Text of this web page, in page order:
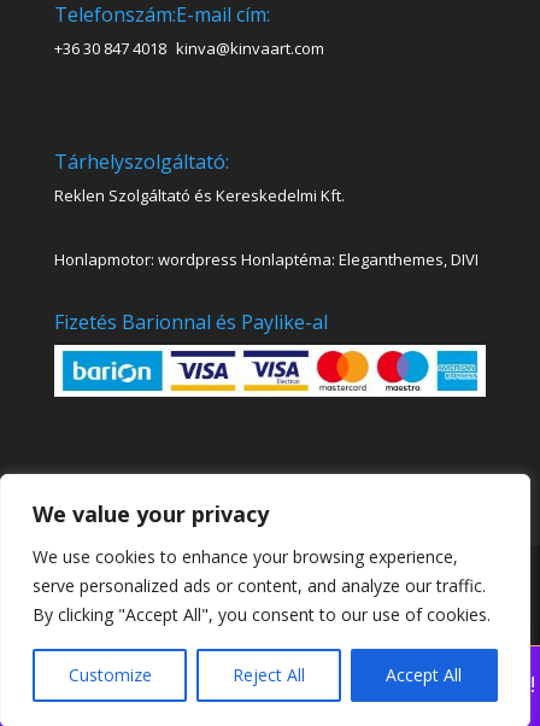
We value your privacy
We use cookies to enhance your browsing experience,
serve personalized ads or content, and analyze our traffic.
By clicking "Accept All", you consent to our use of cookies.
Customize Reject All Accept All
Nézd meg legújabb online festőtanfolyamunkat!
Bezárás
Telefonszám:
+36 30 847 4018
E-mail cím:
kinva@kinvaart.com
Tárhelyszolgáltató:
Reklen Szolgáltató és Kereskedelmi Kft.
Honlapmotor: wordpress Honlaptéma: Eleganthemes, DIVI
Fizetés Barionnal és Paylike-al
Kinva Art Akadémia Online Festő és Rajztanfolyamok
| Sensei